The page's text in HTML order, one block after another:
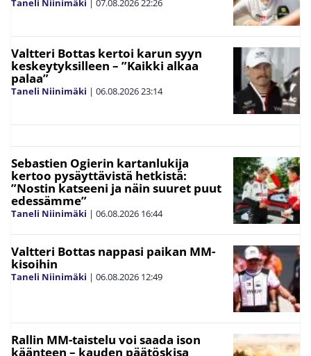
Taneli Niinimäki | 07.08.202622:26
Valtteri Bottas kertoi karun syyn
keskeytyksilleen – ”Kaikki alkaa
palaa”
Taneli Niinimäki | 06.08.202623:14
Sebastien Ogierin kartanlukija
kertoo pysäyttävistä hetkistä:
”Nostin katseeni ja näin suuret puut
edessämme”
Taneli Niinimäki | 06.08.2026 16:44
Valtteri Bottas nappasi paikan MM-
kisoihin
Taneli Niinimäki | 06.08.2026 12:49
Rallin MM-taistelu voi saada ison
käänteen – kauden päätöskisa